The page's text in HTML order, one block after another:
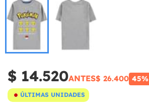
$ 14.520ANTES$ 26.400 45%
ÚLTIMAS UNIDADES